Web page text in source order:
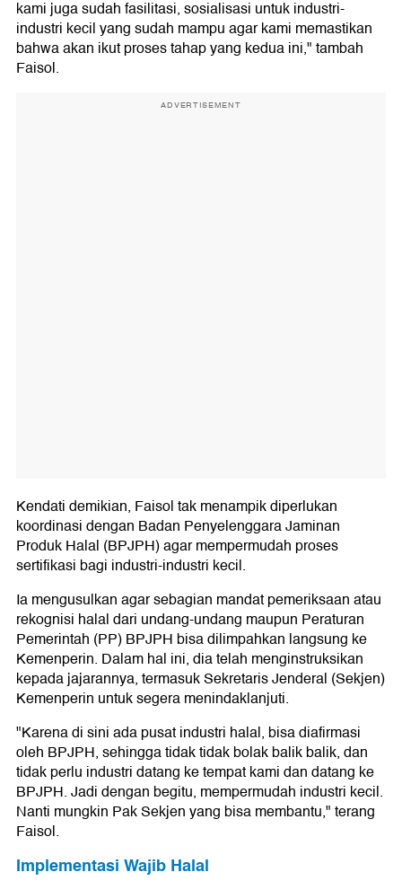
kami juga sudah fasilitasi, sosialisasi untuk industri-
industri kecil yang sudah mampu agar kami memastikan
bahwa akan ikut proses tahap yang kedua ini," tambah
Faisol.
ADVERTISEMENT
Kendati demikian, Faisol tak menampik diperlukan
koordinasi dengan Badan Penyelenggara Jaminan
Produk Halal (BPJPH) agar mempermudah proses
sertifikasi bagi industri-industri kecil.
Ia mengusulkan agar sebagian mandat pemeriksaan atau
rekognisi halal dari undang-undang maupun Peraturan
Pemerintah (PP) BPJPH bisa dilimpahkan langsung ke
Kemenperin. Dalam hal ini, dia telah menginstruksikan
kepada jajarannya, termasuk Sekretaris Jenderal (Sekjen)
Kemenperin untuk segera menindaklanjuti.
"Karena di sini ada pusat industri halal, bisa diafirmasi
oleh BPJPH, sehingga tidak tidak bolak balik balik, dan
tidak perlu industri datang ke tempat kami dan datang ke
BPJPH. Jadi dengan begitu, mempermudah industri kecil.
Nanti mungkin Pak Sekjen yang bisa membantu," terang
Faisol.
Implementasi Wajib Halal